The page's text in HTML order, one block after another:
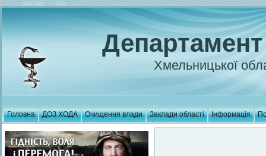
Хмельницької
Головна ДОЗ ХОДА Очищення влади Заклади області Інформація